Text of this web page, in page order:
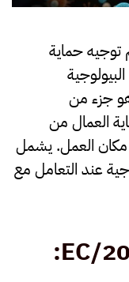
توجيه حماية
جزء من
العمال من
مكان العمل. يشمل
عند التعامل مع
/EC: